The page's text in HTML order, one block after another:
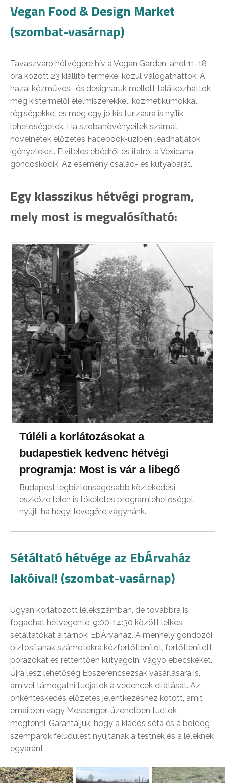
Vegan Food & Design Market
(szombat-vasárnap)
Tavaszváró hétvégére hív a Vegan Garden, ahol 11-18
óra között 23 kiállító termékei közül válogathattok. A
hazai kézműves- és designáruk mellett találkozhattok
még kistermelői élelmiszerekkel, kozmetikumokkal,
régiségekkel és még egy jó kis turizásra is nyílik
lehetőségetek. Ha szobanövényeitek számát
növelnétek előzetes Facebook-üziben leadhatjátok
igényeteket. Elviteles ebédről és italról a Vexicana
gondoskodik. Az esemény család- és kutyabarát.
Egy klasszikus hétvégi program,
mely most is megvalósítható:
Túléli a korlátozásokat a
budapestiek kedvenc hétvégi
programja: Most is vár a libegő
Budapest legbiztonságosabb közlekedési
eszköze télen is tökéletes programlehetőséget
nyújt, ha hegyi levegőre vágynánk.
Sétáltató hétvége az EbÁrvaház
lakóival! (szombat-vasárnap)
Ugyan korlátozott lélekszámban, de továbbra is
fogadhat hétvégente, 9:00-14:30 között lelkes
sétáltatókat a tárnoki EbÁrvaház. A menhely gondozói
biztosítanak számotokra kézfertőtlenítőt, fertőtlenített
pórázokat és rettentően kutyagolni vágyó ebecskéket.
Újra lesz lehetőség Ebszerencsezsák vásárlására is,
amivel támogatni tudjátok a védencek ellátását. Az
önkénteskedés előzetes jelentkezéshez kötött, amit
emailben vagy Messenger-üzenetben tudtok
megtenni. Garantáljuk, hogy a kiadós séta és a boldog
szempárok felüdülést nyújtanak a testnek és a léleknek
egyaránt.